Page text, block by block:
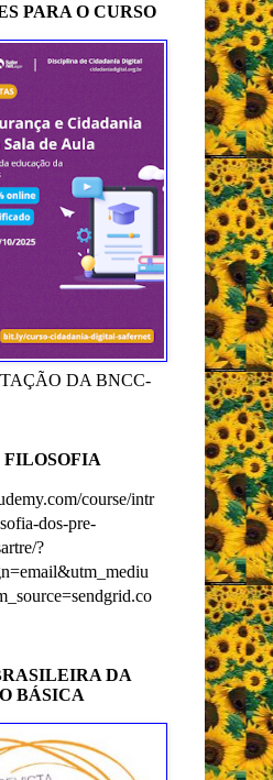
PARA O CURSO
DA BNCC-
FILOSOFIA
course/intr
dos-pre-
?
DA
BÁSICA